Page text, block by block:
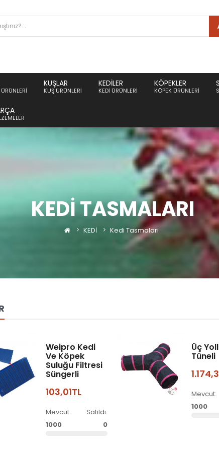
KUŞLAR
KUŞ ÜRÜNLERI
KEDILER
KEDI ÜRÜNLERI
KÖPEKLER
KÖPEK ÜRÜNLERI
KEDI TASMALARI
KEDİ Kedi Tasmaları
Weipro Kedi
Ve Köpek
Suluğu Filtresi
Süngerli
103,01TL
Mevcut:
1000
Satıldı:
0
Üç
Tüneli
Mevcut:
1000